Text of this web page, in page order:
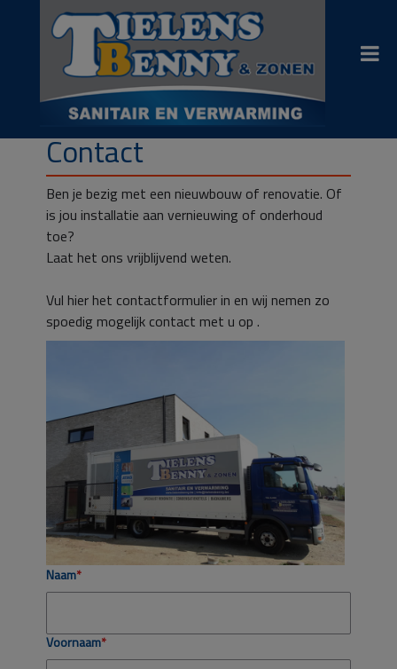
Overslaan
Contact
Ben je bezig met een nieuwbouw of renovatie. Of
is jou installatie aan vernieuwing of onderhoud
toe?
Laat het ons vrijblijvend weten.
Vul hier het contactformulier in en wij nemen zo
spoedig mogelijk contact met u op .
Naam
Voornaam